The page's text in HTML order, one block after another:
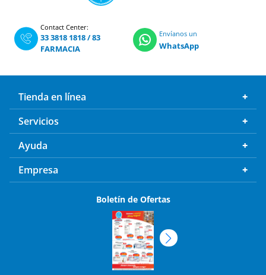
Contact Center:
33 3818 1818/83
FARMACIA
Envíanos un
WhatsApp
Tienda en línea
Servicios
Ayuda
Empresa
Boletín de Ofertas